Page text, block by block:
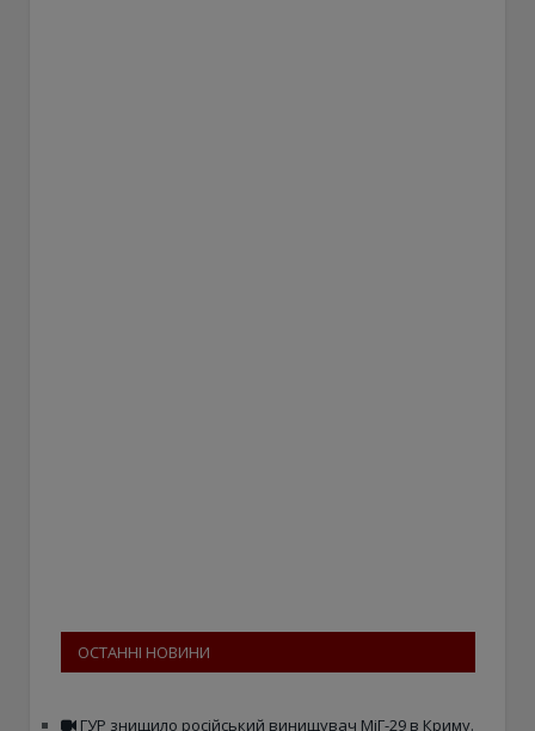
ОСТАННІ НОВИНИ
ГУР знищило російський винищувач МіГ-29 в Криму.